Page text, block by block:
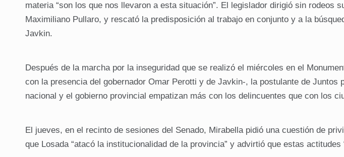
materia “son los que nos llevaron a esta situación”. El legislador dirigió sin rodeos
Maximiliano Pullaro, y rescató la predisposición al trabajo en conjunto y a la
Javkin.
Después de la marcha por la inseguridad que se realizó el miércoles en el
con la presencia del gobernador Omar Perotti y de Javkin-, la postulante de Juntos
nacional y el gobierno provincial empatizan más con los delincuentes que con los
El jueves, en el recinto de sesiones del Senado, Mirabella pidió una cuestión de
que Losada “atacó la institucionalidad de la provincia” y advirtió que estas actitudes